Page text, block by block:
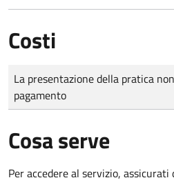
Costi
Tipo di pagamento
Importo
La presentazione della pratica
pagamento
Cosa serve
Per accedere al servizio, assicurati